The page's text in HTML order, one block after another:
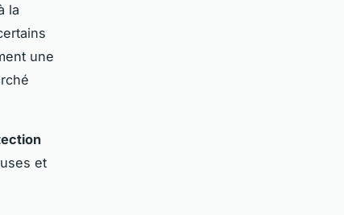
la
une
et